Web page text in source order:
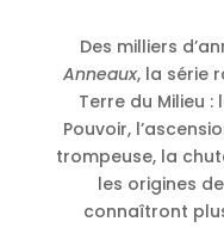
Des milliers
Anneaux, la série
Terre du Milieu
Pouvoir,
trompeuse, la
les origines
connaîtront